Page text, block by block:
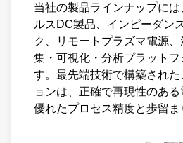
当社の製品ラインナップに
ルスDC製品、インピーダン
ク、リモートプラズマ電源
集・可視化・分析プラットフ
す。最先端技術で構築され
ョンは、正確で再現性のある
優れたプロセス精度と歩留ま